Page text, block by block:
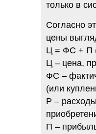
только в
Согласно
цены
Ц = ФС + П
Ц – цена,
ФС –
(или
Р –
П –